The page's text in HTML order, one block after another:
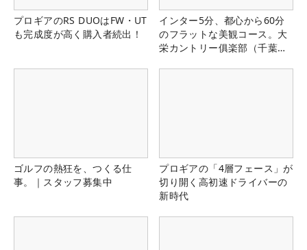
プロギアのRS DUOはFW・UT
も完成度が高く購入者続出！
インター5分、都心から60分
のフラットな美観コース。大
栄カントリー俱楽部（千葉
ゴルフの熱狂を、つくる仕
事。｜スタッフ募集中
プロギアの「4層フェース」が
切り開く高初速ドライバーの
新時代